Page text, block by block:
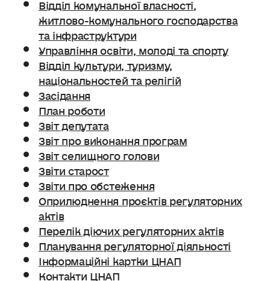
житлово-комунального господарства
та інфраструктури
Управління освіти, молоді та спорту
Відділ культури, туризму,
національностей та релігій
Засідання
План роботи
Звіт депутата
Звіт про виконання програм
Звіт селищного голови
Звіти старост
Звіти про обстеження
Оприлюднення проєктів регуляторних
актів
Перелік діючих регуляторних актів
Планування регуляторної діяльності
Інформаційні картки ЦНАП
Контакти ЦНАП